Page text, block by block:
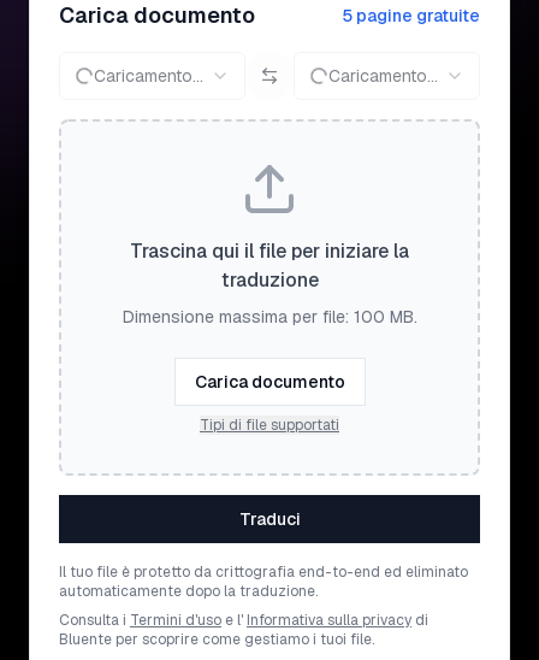
Carica documento 5 pagine gratuite
Caricamento... Caricamento...
Trascina qui il file per iniziare la
traduzione
Dimensione massima per file: 100 MB.
Carica documento
Tipi di file supportati
Traduci
Il tuo file è protetto da crittografia end-to-end ed eliminato
automaticamente dopo la traduzione.
Consulta i Termini d'uso e l' Informativa sulla privacy di
Bluente per scoprire come gestiamo i tuoi file.